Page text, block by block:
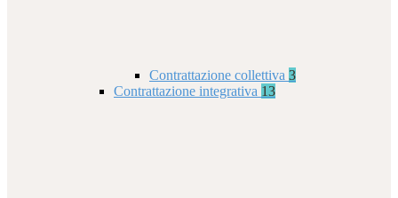
Contrattazione collettiva 3
Contrattazione integrativa 13